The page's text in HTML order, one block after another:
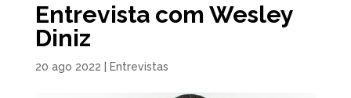
Entrevista com Wesley
Diniz
20 ago 2022 Entrevistas